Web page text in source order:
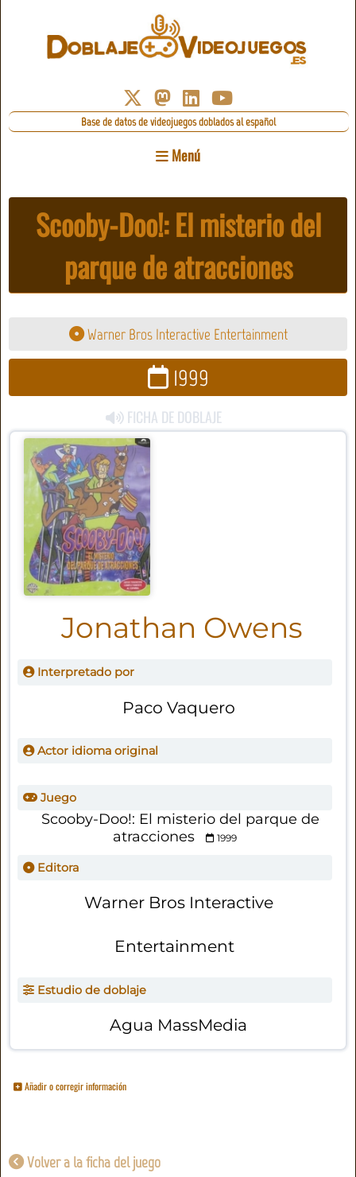
Base de datos de videojuegos doblados al español
Menú
Scooby-Doo!: El misterio del
parque de atracciones
Warner Bros Interactive Entertainment
1999
FICHA DE DOBLAJE
Jonathan Owens
Interpretado por
Paco Vaquero
Actor idioma original
Juego
Scooby-Doo!: El misterio del parque de
atracciones
1999
Editora
Warner Bros Interactive
Entertainment
Estudio de doblaje
Agua MassMedia
Añadir o corregir información
Volver a la ficha del juego